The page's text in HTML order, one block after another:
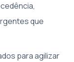
que
para agilizar